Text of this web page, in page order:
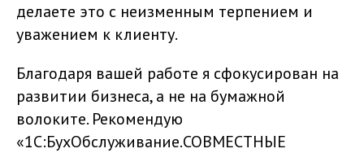
делаете это с неизменным терпением и
уважением к клиенту.
Благодаря вашей работе я сфокусирован на
развитии бизнеса, а не на бумажной
волоките. Рекомендую
«1С:БухОбслуживание.СОВМЕСТНЫЕ